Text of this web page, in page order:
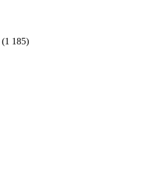
(1 185)